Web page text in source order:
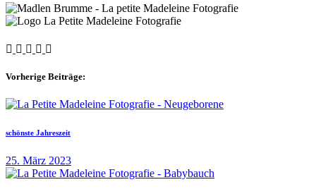
Vorherige Beiträge:
schönste Jahreszeit
25. März 2023